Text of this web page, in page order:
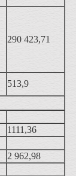
290 423,71
513,9
1111,36
2 962,98